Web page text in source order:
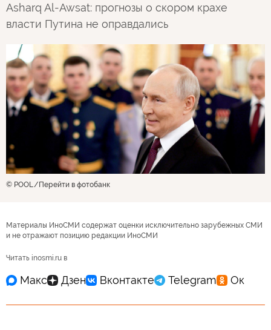
Asharq Al-Awsat: прогнозы о скором крахе
власти Путина не оправдались
© POOL Перейти в фотобанк
Материалы ИноСМИ содержат оценки исключительно зарубежных СМИ
и не отражают позицию редакции ИноСМИ
Читать inosmi.ru в